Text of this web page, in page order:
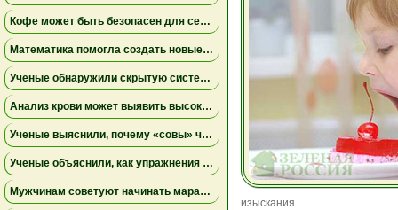
Кофе может быть безопасен для сердца, а энергетики — повышать риск аритмии
Математика помогла создать новые биомаркеры для прогнозирования рака молочной железы
Ученые обнаружили скрытую систему очистки в задней части глаза
Анализ крови может выявить высокий риск болезни Альцгеймера за десять лет до появления симптомов
Ученые выяснили, почему «совы» чаще набирают жир в области живота
Учёные объяснили, как упражнения замедляют старение мышц
Мужчинам советуют начинать марафон медленнее
изыскания.